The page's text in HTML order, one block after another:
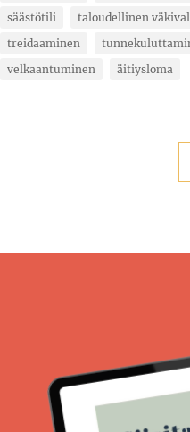
säästötili
taloudellinen
treidaaminen
velkaantuminen
äitiysloma